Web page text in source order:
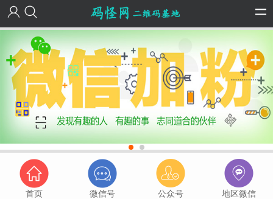
首页 微信号 公众号 地区微信